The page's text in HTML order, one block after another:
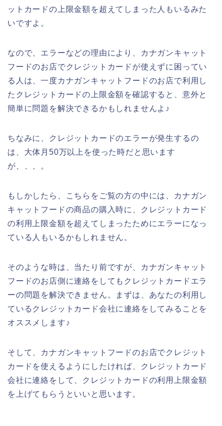
ットカードの上限金額を超えてしまった人もいるみた
いですよ。
なので、エラーなどの理由により、カナガンキャット
フードのお店でクレジットカードが使えずに困ってい
る人は、一度カナガンキャットフードのお店で利用し
たクレジットカードの上限金額を確認すると、意外と
簡単に問題を解決できるかもしれませんよ♪
ちなみに、クレジットカードのエラーが発生するの
は、大体月50万以上を使った時だと思います
が、、、。
もしかしたら、こちらをご覧の方の中には、カナガン
キャットフードの商品の購入時に、クレジットカード
の利用上限金額を超えてしまったためにエラーになっ
ている人もいるかもしれません。
そのような時は、当たり前ですが、カナガンキャット
フードのお店側に連絡をしてもクレジットカードエラ
ーの問題を解決できません。まずは、あなたの利用し
ているクレジットカード会社に連絡をしてみることを
オススメします♪
そして、カナガンキャットフードのお店でクレジット
カードを使えるようにしたければ、クレジットカード
会社に連絡をして、クレジットカードの利用上限金額
を上げてもらうといいと思います。